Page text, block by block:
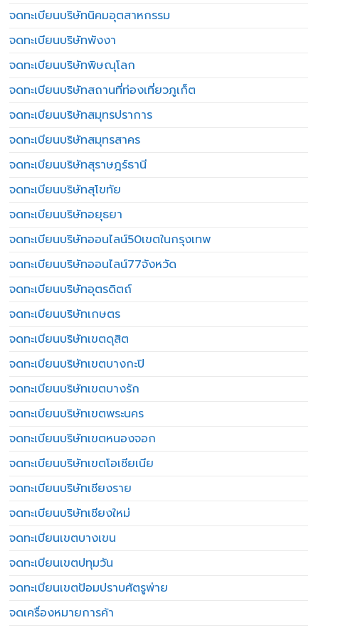
จดทะเบียนบริษัทนิคมอุตสาหกรรม
จดทะเบียนบริษัทพังงา
จดทะเบียนบริษัทพิษณุโลก
จดทะเบียนบริษัทสถานที่ท่องเที่ยวภูเก็ต
จดทะเบียนบริษัทสมุทรปราการ
จดทะเบียนบริษัทสมุทรสาคร
จดทะเบียนบริษัทสุราษฎร์ธานี
จดทะเบียนบริษัทสุโขทัย
จดทะเบียนบริษัทอยุธยา
จดทะเบียนบริษัทออนไลน์50เขตในกรุงเทพ
จดทะเบียนบริษัทออนไลน์77จังหวัด
จดทะเบียนบริษัทอุตรดิตถ์
จดทะเบียนบริษัทเกษตร
จดทะเบียนบริษัทเขตดุสิต
จดทะเบียนบริษัทเขตบางกะปิ
จดทะเบียนบริษัทเขตบางรัก
จดทะเบียนบริษัทเขตพระนคร
จดทะเบียนบริษัทเขตหนองจอก
จดทะเบียนบริษัทเขตโอเชียเนีย
จดทะเบียนบริษัทเชียงราย
จดทะเบียนบริษัทเชียงใหม่
จดทะเบียนเขตบางเขน
จดทะเบียนเขตปทุมวัน
จดทะเบียนเขตป้อมปราบศัตรูพ่าย
จดเครื่องหมายการค้า